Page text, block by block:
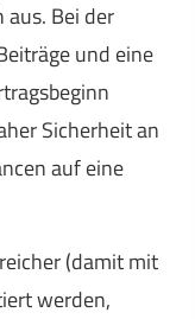
Bei der
und eine
Sicherheit an
auf eine
(damit mit
werden,